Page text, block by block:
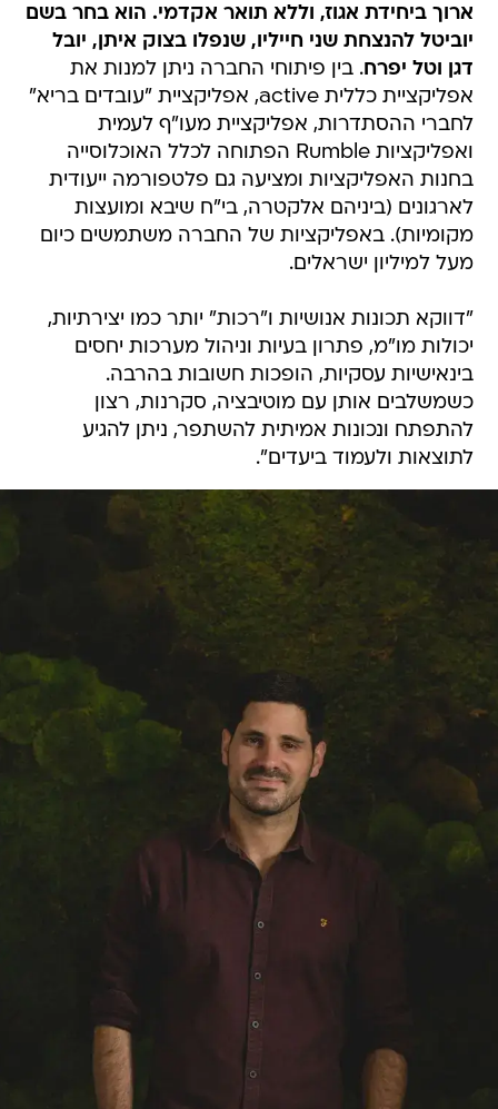
ארוך ביחידת אגוז, וללא תואר אקדמי. הוא בחר בשם
יוביטל להנצחת שני חייליו, שנפלו בצוק איתן, יובל
דגן וטל יפרח. בין פיתוחי החברה ניתן למנות את
אפליקציית כללית active, אפליקציית "עובדים בריא"
לחברי ההסתדרות, אפליקציית מעו"ף לעמית
ואפליקציות Rumble הפתוחה לכלל האוכלוסייה
בחנות האפליקציות ומציעה גם פלטפורמה ייעודית
לארגונים (ביניהם אלקטרה, בי"ח שיבא ומועצות
מקומיות). באפליקציות של החברה משתמשים כיום
מעל למיליון ישראלים.
"דווקא תכונות אנושיות ו"רכות" יותר כמו יצירתיות,
יכולות מו"מ, פתרון בעיות וניהול מערכות יחסים
בינאישיות עסקיות, הופכות חשובות בהרבה.
כשמשלבים אותן עם מוטיבציה, סקרנות, רצון
להתפתח ונכונות אמיתית להשתפר, ניתן להגיע
לתוצאות ולעמוד ביעדים".